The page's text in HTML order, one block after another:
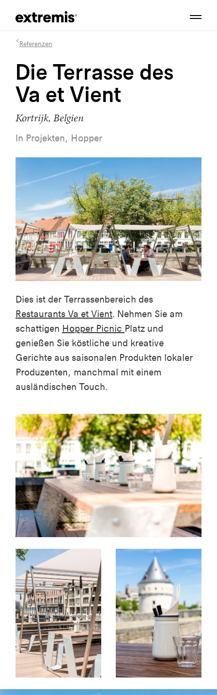
Referenzen
Die Terrasse des
Va et Vient
Kortrijk, Belgien
In Projekten, Hopper
Dies ist der Terrassenbereich des
Restaurants Va et Vient. Nehmen Sie am
schattigen Hopper Picnic Platz und
genießen Sie köstliche und kreative
Gerichte aus saisonalen Produkten lokaler
Produzenten, manchmal mit einem
ausländischen Touch.